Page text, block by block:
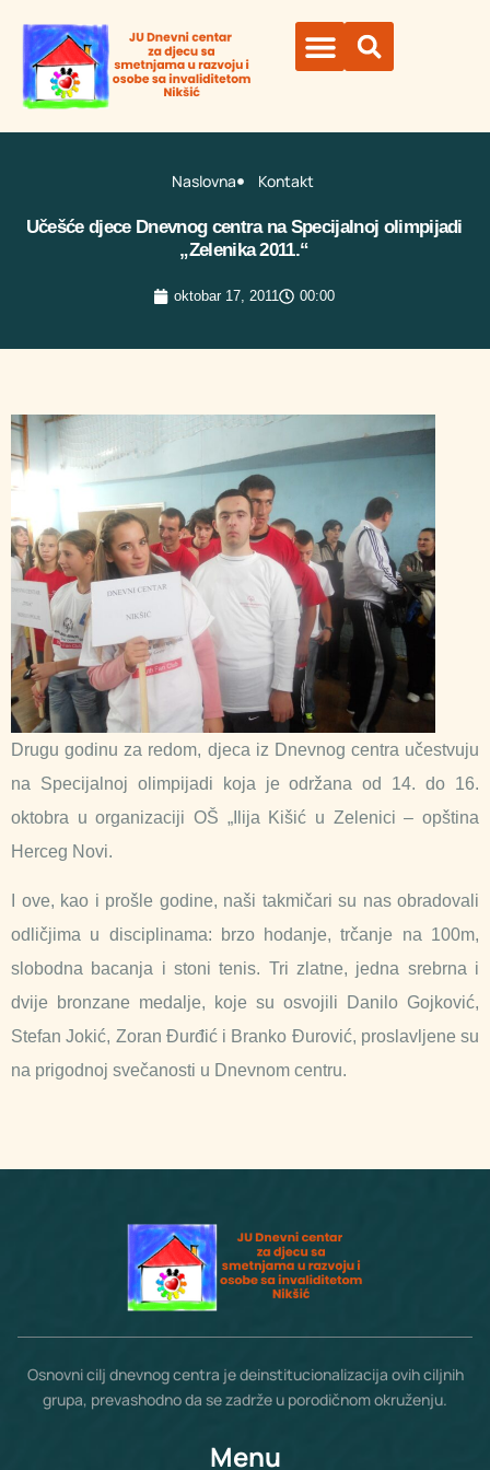
Naslovna Kontakt
Učešće djece Dnevnog centra na Specijalnoj olimpijadi
„Zelenika 2011.“
oktobar 17, 2011 00:00
Drugu godinu za redom, djeca iz Dnevnog centra učestvuju
na Specijalnoj olimpijadi koja je održana od 14. do 16.
oktobra u organizaciji OŠ „Ilija Kišić u Zelenici – opština
Herceg Novi.
I ove, kao i prošle godine, naši takmičari su nas obradovali
odličjima u disciplinama: brzo hodanje, trčanje na 100m,
slobodna bacanja i stoni tenis. Tri zlatne, jedna srebrna i
dvije bronzane medalje, koje su osvojili Danilo Gojković,
Stefan Jokić, Zoran Đurđić i Branko Đurović, proslavljene su
na prigodnoj svečanosti u Dnevnom centru.
Osnovni cilj dnevnog centra je deinstitucionalizacija ovih ciljnih
grupa, prevashodno da se zadrže u porodičnom okruženju.
Menu